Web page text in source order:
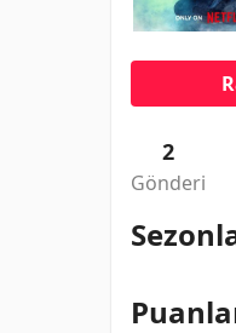
2
Gönderi